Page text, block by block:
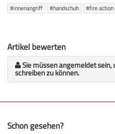
#innenangriff #handschuh #fire action
Artikel bewerten
Sie müssen angemeldet
schreiben zu können.
Schon gesehen?